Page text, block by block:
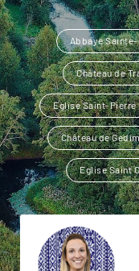
Abbaye
Château de
Eglise Saint-Pierre
Château de
Eglise Saint